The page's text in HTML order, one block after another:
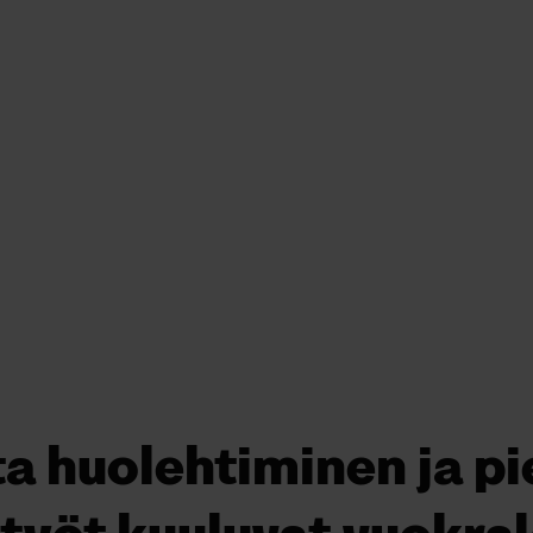
huolehtiminen ja